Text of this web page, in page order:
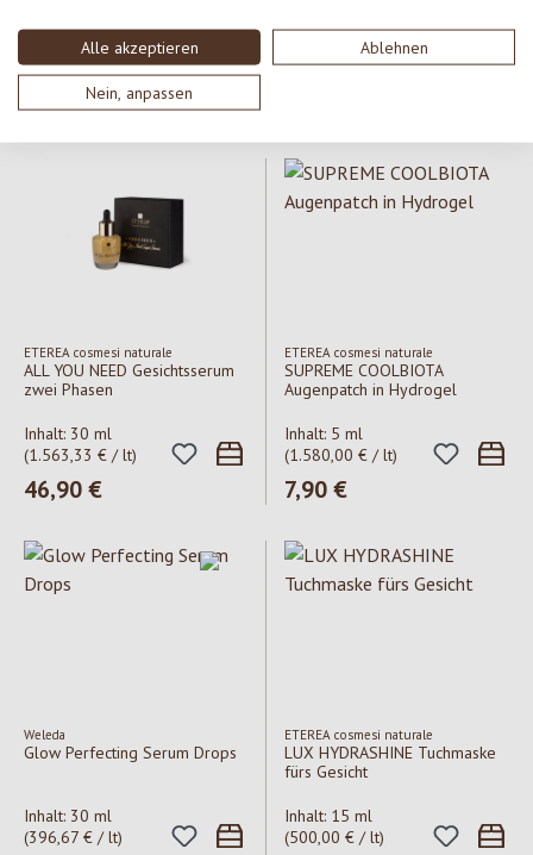
Alle akzeptieren Ablehnen
Nein, anpassen
30 ml
(396,67 € / lt)
Regulärer Preis:
11,90 €
30 ml
(396,67 € / lt)
ETEREA cosmesi naturale
ALL YOU NEED Gesichtsserum
zwei Phasen
Inhalt: 30 ml
(1.563,33 € / lt)
Regulärer Preis:
46,90 €
ETEREA cosmesi naturale
SUPREME COOLBIOTA
Augenpatch in Hydrogel
Inhalt: 5 ml
(1.580,00 € / lt)
Regulärer Preis:
7,90 €
Weleda
Glow Perfecting Serum Drops
Inhalt: 30 ml
(396,67 € / lt)
ETEREA cosmesi naturale
LUX HYDRASHINE Tuchmaske
fürs Gesicht
Inhalt: 15 ml
(500,00 € / lt)